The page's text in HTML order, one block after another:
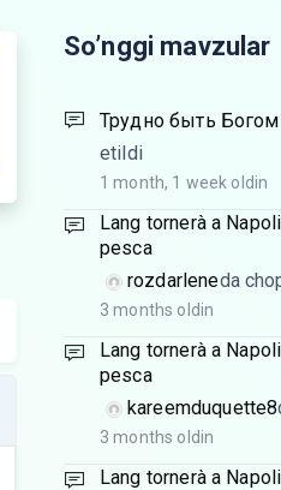
So’nggi mavzular
Трудно быть Богом
etildi
1 month, 1 week oldin
Lang tornerà a
pesca
rozdarleneda
3 months oldin
Lang tornerà a
pesca
kareemduquette8
3 months oldin
Lang tornerà a